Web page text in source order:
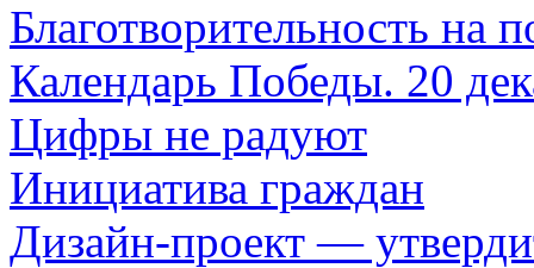
Благотворительность на
Календарь Победы. 20
Цифры не радуют
Инициатива граждан
Дизайн-проект —